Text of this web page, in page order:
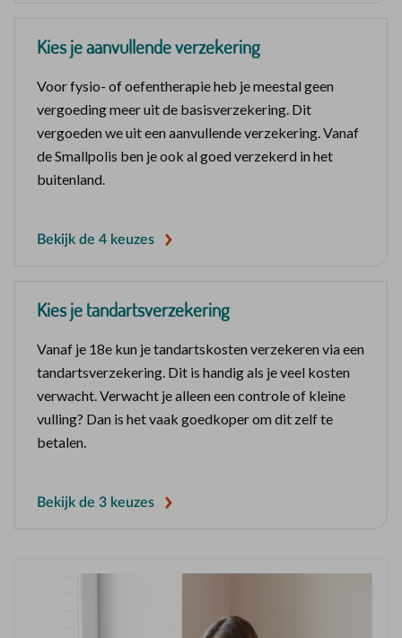
Kies je aanvullende verzekering
Voor fysio- of oefentherapie heb je meestal geen
vergoeding meer uit de basisverzekering. Dit
vergoeden we uit een aanvullende verzekering. Vanaf
de Smallpolis ben je ook al goed verzekerd in het
buitenland.
Bekijk de 4 keuzes
Kies je tandartsverzekering
Vanaf je 18e kun je tandartskosten verzekeren via een
tandartsverzekering. Dit is handig als je veel kosten
verwacht. Verwacht je alleen een controle of kleine
vulling? Dan is het vaak goedkoper om dit zelf te
betalen.
Bekijk de 3 keuzes